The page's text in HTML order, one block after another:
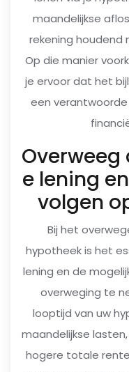
maandelijkse
rekening houdend
Op die manier
je ervoor dat het
een
e lening
volgen
Bij het
hypotheek is het
lening en de
overweging te
looptijd van uw
maandelijkse
hogere totale